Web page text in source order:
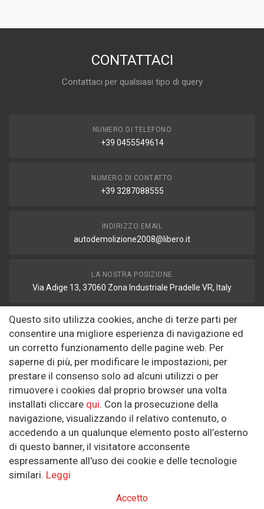
CONTATTACI
Contattaci per qualsiasi tipo di query
NUMERO DI TELEFONO
+39 0455549614
NUMERO DI CONTATTO
+39 3287088555
INDIRIZZO EMAIL
autodemolizione2008@libero.it
LA NOSTRA POSIZIONE
Via Adige 13, 37060 Zona Industriale Pradelle VR, Italy
FAX
autodemolizione2008@libero.it
Informazioni
Riguardo a noi
Politica sulla Riservatezza
SEGUICI SUI SOCIAL
Questo sito utilizza cookies, anche di terze parti per
consentire una migliore esperienza di navigazione ed
un corretto funzionamento delle pagine web. Per
saperne di più, per modificare le impostazioni, per
prestare il consenso solo ad alcuni utilizzi o per
rimuovere i cookies dal proprio browser una volta
installati cliccare qui. Con la prosecuzione della
navigazione, visualizzando il relativo contenuto, o
accedendo a un qualunque elemento posto all’esterno
di questo banner, il visitatore acconsente
espressamente all'uso dei cookie e delle tecnologie
similari. Leggi
Accetto